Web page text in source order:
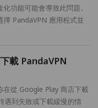
功能可能會導致此問題。
PandaVPN 應用程式並
載 PandaVPN
在從 Google Play 商店下載
遇到失敗或下載緩慢的情